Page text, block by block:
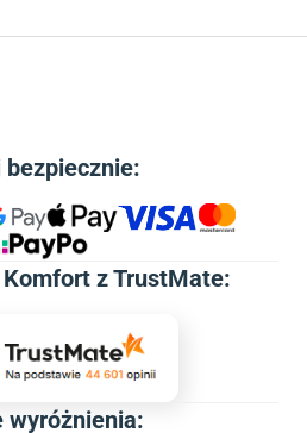
bezpiecznie:
z TrustMate:
wyróżnienia: